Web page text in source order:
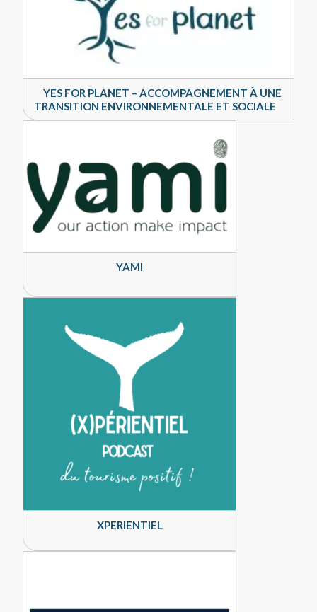
YES FOR PLANET – ACCOMPAGNEMENT À UNE
TRANSITION ENVIRONNEMENTALE ET SOCIALE
YAMI
XPERIENTIEL